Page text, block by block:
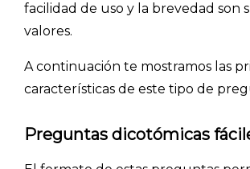
facilidad de uso y la brevedad son
valores.
A continuación te mostramos las
características de este tipo de
Preguntas dicotómicas